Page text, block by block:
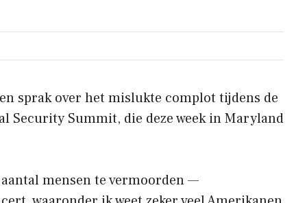
sprak over het mislukte complot tijdens de
Security Summit, die deze week in Maryland
mensen te vermoorden —